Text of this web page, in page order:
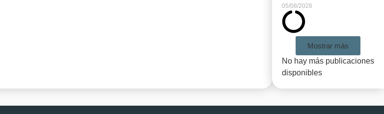
05/08/2026
Mostrar más
No hay más publicaciones
disponibles